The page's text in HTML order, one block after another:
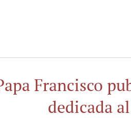
Francisco
dedicada al